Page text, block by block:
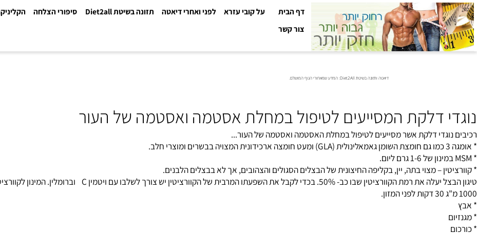
דף הבית על קובי עזרא לפני ואחרי דיאטה תזונה בשיטת Diet2all סיפורי הצלחה הקליניקה
צור קשר
דיאטה ותזונה בשיטת Diet2All: המדע שמאחורי הגוף המושלם.
דלקת המסייעים לטיפול במחלת אסטמה ואסטמה של העור
דלקת אשר מסייעים לטיפול במחלת האסטמה ואסטמה של העור...
– מצוי בתה, יין, בקליפה החיצונית של הבצלים הסגולים והצהובים, אך לא בבצלים הלבנים.